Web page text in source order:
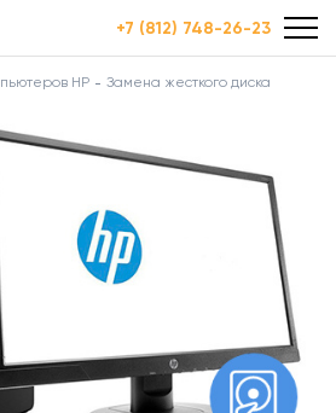
+7 (812) 748-26-23
HP Замена жесткого диска